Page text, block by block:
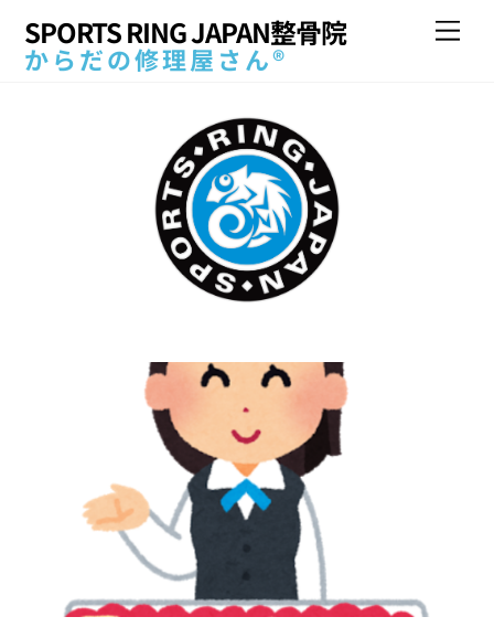
SPORTS RING JAPAN整骨院
からだの修理屋さん®